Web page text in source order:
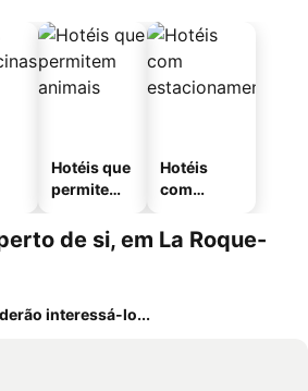
Hotéis que
permitem
Hotéis
com
mento
de si, em La Roque-
interessá-lo...